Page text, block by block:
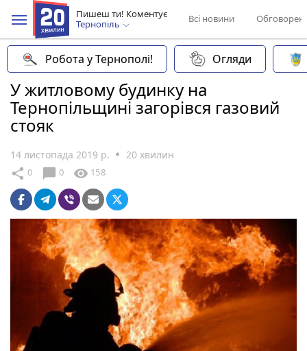
Пишеш ти! Коментує
Тернопіль
Всі новини
Робота у Тернополі! Огляди
У житловому будинку на
Тернопільщині загорівся газовий
стояк
14 листопада 2019 р. 20 хвилин
share 0 chat_bubble 0 visibility 158